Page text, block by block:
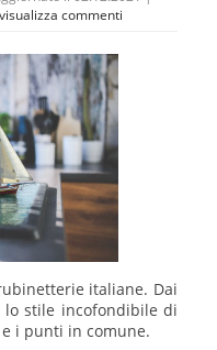
visualizza commenti
italiane. Dai
stile incofondibile di
i punti in comune.